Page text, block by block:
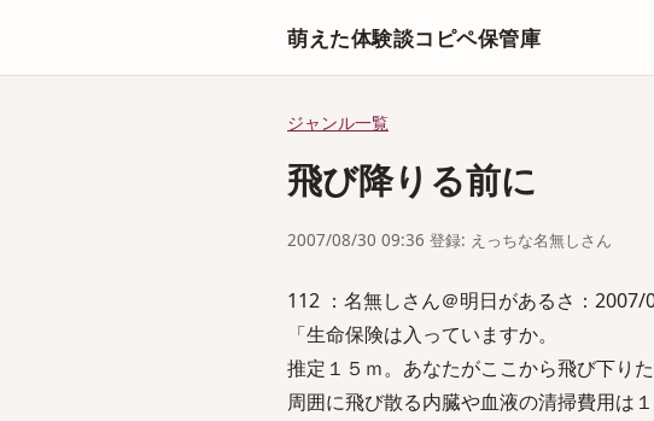
萌えた体験談コピペ保管庫
ジャンル一覧
飛び降りる前に
2007/08/30 09:36 登録: えっちな名無しさん
112 ：名無しさん＠明日があるさ：2007/
「生命保険は入っていますか。
推定１５ｍ。あなたがここから飛び下りた
周囲に飛び散る内臓や血液の清掃費用は１